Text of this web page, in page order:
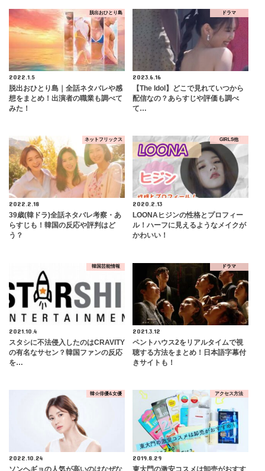
脱出おひとり島
2022.1.5
脱出おひとり島｜全話ネタバレや感
想をまとめ！出演者の職業も調べて
みた！
ドラマ
2023.6.16
【The Idol】どこで見れていつから
配信なの？あらすじや評価も調べ
て…
ネットフリックス
2022.2.18
39歳(韓ドラ)全話ネタバレ考察・あ
らすじも！韓国の反応や評判はど
う？
GIRLS他
2020.2.13
LOONAヒジンの性格とプロフィー
ル！ハーフに見えるようなメイクが
かわいい！
韓国芸能情報
2021.10.4
スタシに不法侵入したのはCRAVITY
の有名なサセン？韓国ファンの反応
を…
ドラマ
2021.3.12
ペントハウス2をリアルタイムで視
聴する方法をまとめ！日本語字幕付
きサイトも！
韓☆俳優&女優
2022.10.24
ソンヘギョの人気が高いのはなぜな
アクセス方法
2019.8.29
東大門の激安コスメは卸売がおすす